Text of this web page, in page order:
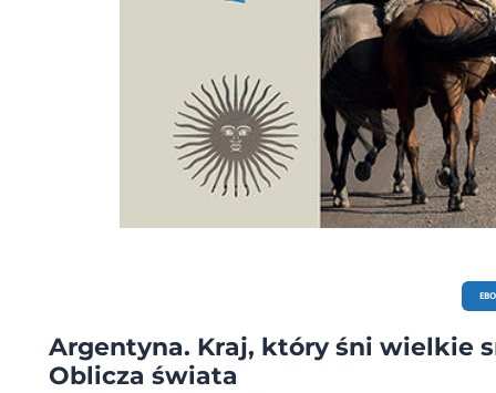
Argentyna. Kraj, który śni wielkie
Oblicza świata